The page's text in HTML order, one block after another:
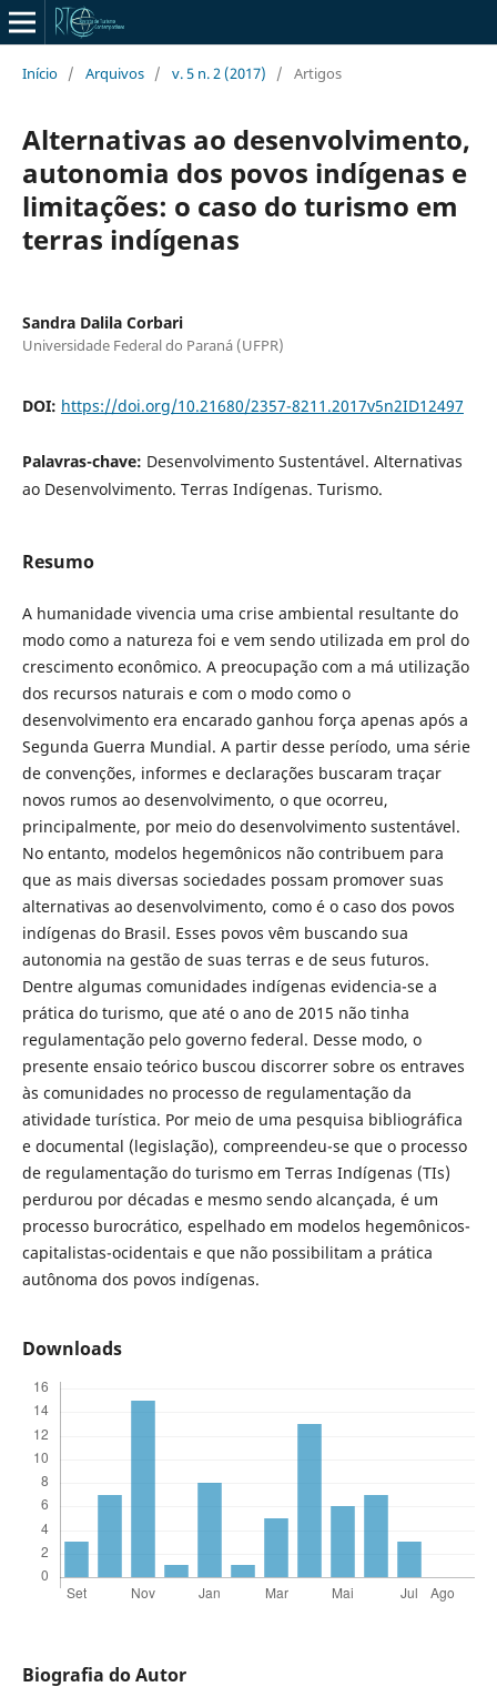
Início / Arquivos / v. 5 n. 2 (2017) / Artigos
Alternativas ao desenvolvimento,
autonomia dos povos indígenas e
limitações: o caso do turismo em
terras indígenas
Sandra Dalila Corbari
Universidade Federal do Paraná (UFPR)
DOI: https://doi.org/10.21680/2357-8211.2017v5n2ID12497
Palavras-chave: Desenvolvimento Sustentável. Alternativas
ao Desenvolvimento. Terras Indígenas. Turismo.
Resumo
A humanidade vivencia uma crise ambiental resultante do
modo como a natureza foi e vem sendo utilizada em prol do
crescimento econômico. A preocupação com a má utilização
dos recursos naturais e com o modo como o
desenvolvimento era encarado ganhou força apenas após a
Segunda Guerra Mundial. A partir desse período, uma série
de convenções, informes e declarações buscaram traçar
novos rumos ao desenvolvimento, o que ocorreu,
principalmente, por meio do desenvolvimento sustentável.
No entanto, modelos hegemônicos não contribuem para
que as mais diversas sociedades possam promover suas
alternativas ao desenvolvimento, como é o caso dos povos
indígenas do Brasil. Esses povos vêm buscando sua
autonomia na gestão de suas terras e de seus futuros.
Dentre algumas comunidades indígenas evidencia-se a
prática do turismo, que até o ano de 2015 não tinha
regulamentação pelo governo federal. Desse modo, o
presente ensaio teórico buscou discorrer sobre os entraves
às comunidades no processo de regulamentação da
atividade turística. Por meio de uma pesquisa bibliográfica
e documental (legislação), compreendeu-se que o processo
de regulamentação do turismo em Terras Indígenas (TIs)
perdurou por décadas e mesmo sendo alcançada, é um
processo burocrático, espelhado em modelos hegemônicos-
capitalistas-ocidentais e que não possibilitam a prática
autônoma dos povos indígenas.
Downloads
Biografia do Autor